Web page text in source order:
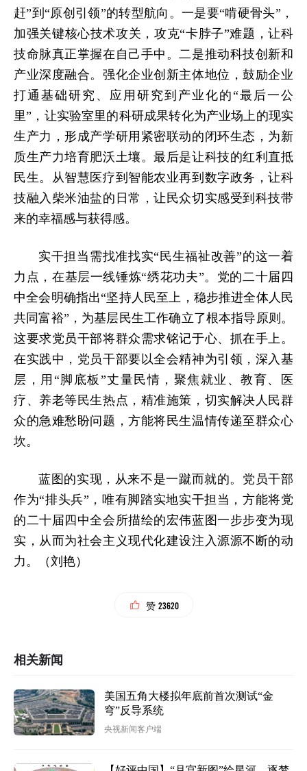
赶”到“原创引领”的转型航向。一是要“啃硬骨头”，
加强关键核心技术攻关，攻克“卡脖子”难题，让科
技命脉真正掌握在自己手中。二是推动科技创新和
产业深度融合。强化企业创新主体地位，鼓励企业
打通基础研究、应用研究到产业化的“最后一公
里”，让实验室里的科研成果转化为产业场上的现实
生产力，形成产学研用紧密联动的闭环生态，为新
质生产力培育肥沃土壤。最后是让科技的红利直抵
民生。从智慧医疗到智能农业再到数字政务，让科
技融入柴米油盐的日常，让民众切实感受到科技带
来的幸福感与获得感。
实干担当需找准找实“民生福祉改善”的这一着
力点，在基层一线锤炼“绣花功夫”。党的二十届四
中全会明确指出“坚持人民至上，稳步推进全体人民
共同富裕”，为基层民生工作确立了根本指导原则。
这要求党员干部将群众需求铭记于心、抓在手上。
在实践中，党员干部要以全会精神为引领，深入基
层，用“脚底板”丈量民情，聚焦就业、教育、医
疗、养老等民生热点，精准施策，切实解决人民群
众的急难愁盼问题，方能将民生温情传递至群众心
坎。
蓝图的实现，从来不是一蹴而就的。党员干部
作为“排头兵”，唯有脚踏实地实干担当，方能将党
的二十届四中全会所描绘的宏伟蓝图一步步变为现
实，从而为社会主义现代化建设注入源源不断的动
力。（刘艳）
赞 23620
相关新闻
美国五角大楼拟年底前首次测试“金
穹”反导系统
央视新闻客户端